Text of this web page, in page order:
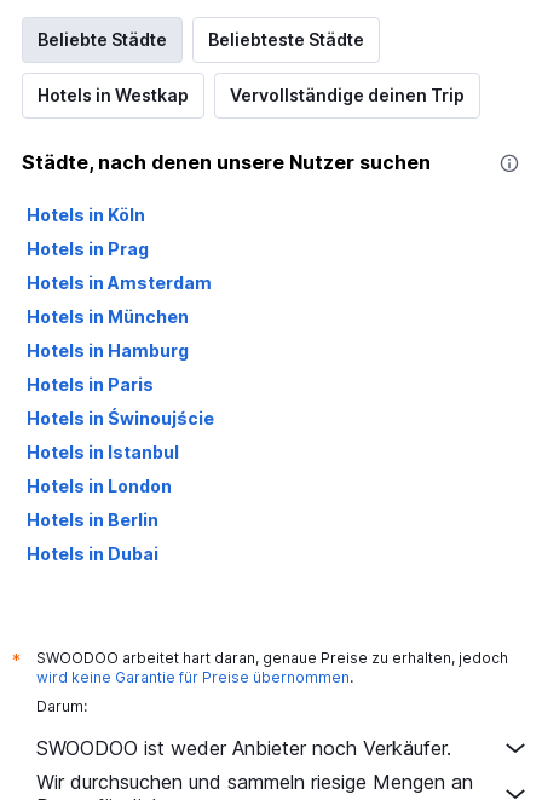
Beliebte Städte Beliebteste Städte
Hotels in Westkap Vervollständige deinen Trip
Städte, nach denen unsere Nutzer suchen
Hotels in Köln
Hotels in Prag
Hotels in Amsterdam
Hotels in München
Hotels in Hamburg
Hotels in Paris
Hotels in Świnoujście
Hotels in Istanbul
Hotels in London
Hotels in Berlin
Hotels in Dubai
*
SWOODOO arbeitet hart daran, genaue Preise zu erhalten, jedoch
wird keine Garantie für Preise übernommen.
Darum:
SWOODOO ist weder Anbieter noch Verkäufer.
Wir durchsuchen und sammeln riesige Mengen an